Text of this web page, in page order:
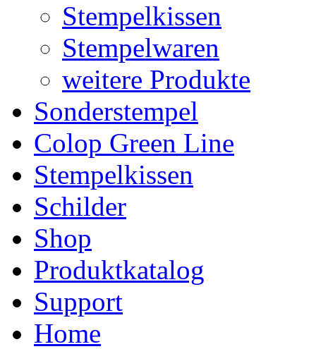
Stempelkissen
Stempelwaren
weitere Produkte
Sonderstempel
Colop Green Line
Stempelkissen
Schilder
Shop
Produktkatalog
Support
Home